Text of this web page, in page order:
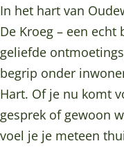
o
e
g
,
O
u
d
K
r
o
e
g
,
O
e
K
r
o
e
g
,
o
e
g
,
O
u
d
o
k
C
a
f
é
D
In het hart van
De Kroeg – een
geliefde
begrip onder
Hart. Of je nu komt
gesprek of gewoon
voel je je meteen